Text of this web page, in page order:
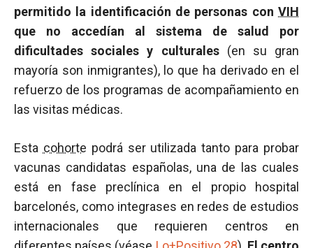
permitido la identificación de personas con VIH
que no accedían al sistema de salud por
dificultades sociales y culturales(en su gran
mayoría son inmigrantes), lo que ha derivado en el
refuerzo de los programas de acompañamiento en
las visitas médicas.
Esta cohorte podrá ser utilizada tanto para probar
vacunas candidatas españolas, una de las cuales
está en fase preclínica en el propio hospital
barcelonés, como integrases en redes de estudios
internacionales que requieren centros en